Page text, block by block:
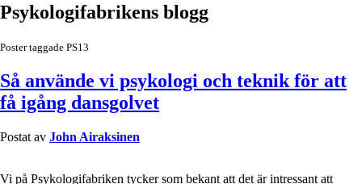
Psykologifabrikens blogg
Poster taggade PS13
Så använde vi psykologi och teknik för att
få igång dansgolvet
Postat av John Airaksinen
Vi på Psykologifabriken tycker som bekant att det är intressant att